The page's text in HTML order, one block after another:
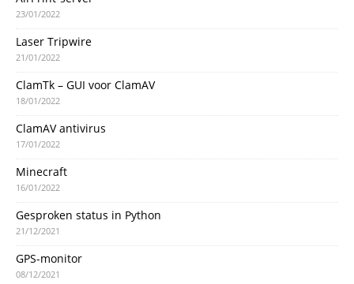
23/01/2022
Laser Tripwire
21/01/2022
ClamTk – GUI voor ClamAV
18/01/2022
ClamAV antivirus
17/01/2022
Minecraft
16/01/2022
Gesproken status in Python
21/12/2021
GPS-monitor
08/12/2021